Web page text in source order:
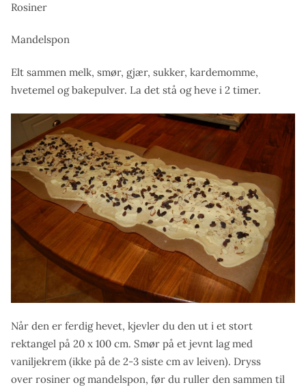
Rosiner
Mandelspon
Elt sammen melk, smør, gjær, sukker, kardemomme,
hvetemel og bakepulver. La det stå og heve i 2 timer.
Når den er ferdig hevet, kjevler du den ut i et stort
rektangel på 20 x 100 cm. Smør på et jevnt lag med
vaniljekrem (ikke på de 2-3 siste cm av leiven). Dryss
over rosiner og mandelspon, før du ruller den sammen til